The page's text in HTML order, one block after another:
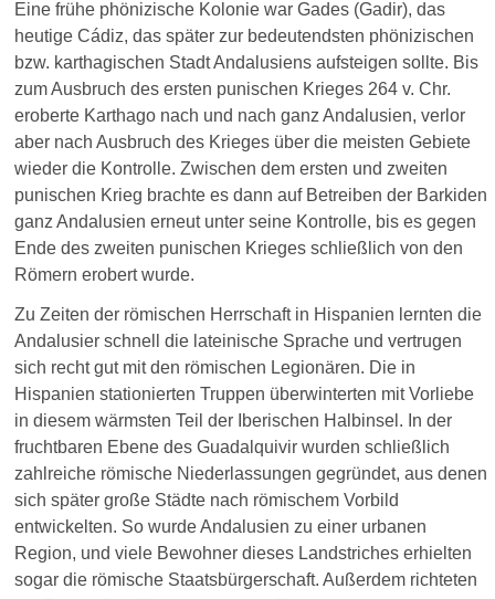
Eine frühe phönizische Kolonie war Gades (Gadir), das
heutige Cádiz, das später zur bedeutendsten phönizischen
bzw. karthagischen Stadt Andalusiens aufsteigen sollte. Bis
zum Ausbruch des ersten punischen Krieges 264 v. Chr.
eroberte Karthago nach und nach ganz Andalusien, verlor
aber nach Ausbruch des Krieges über die meisten Gebiete
wieder die Kontrolle. Zwischen dem ersten und zweiten
punischen Krieg brachte es dann auf Betreiben der Barkiden
ganz Andalusien erneut unter seine Kontrolle, bis es gegen
Ende des zweiten punischen Krieges schließlich von den
Römern erobert wurde.
Zu Zeiten der römischen Herrschaft in Hispanien lernten die
Andalusier schnell die lateinische Sprache und vertrugen
sich recht gut mit den römischen Legionären. Die in
Hispanien stationierten Truppen überwinterten mit Vorliebe
in diesem wärmsten Teil der Iberischen Halbinsel. In der
fruchtbaren Ebene des Guadalquivir wurden schließlich
zahlreiche römische Niederlassungen gegründet, aus denen
sich später große Städte nach römischem Vorbild
entwickelten. So wurde Andalusien zu einer urbanen
Region, und viele Bewohner dieses Landstriches erhielten
sogar die römische Staatsbürgerschaft. Außerdem richteten